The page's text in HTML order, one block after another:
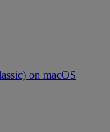
on macOS